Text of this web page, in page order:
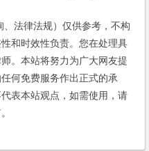
法律法规）仅供参考，不构
和时效性负责。您在处理具
。本站将努力为广大网友提
何免费服务作出正式的承
表本站观点，如需使用，请